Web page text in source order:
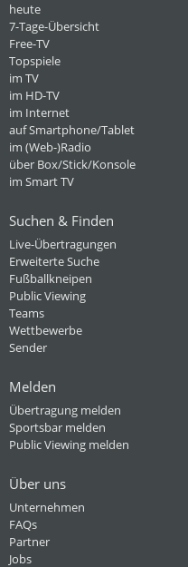
heute
7-Tage-Übersicht
Free-TV
Topspiele
im TV
im HD-TV
im Internet
auf Smartphone/Tablet
im (Web-)Radio
über Box/Stick/Konsole
im Smart TV
Suchen & Finden
Live-Übertragungen
Erweiterte Suche
Fußballkneipen
Public Viewing
Teams
Wettbewerbe
Sender
Melden
Übertragung melden
Sportsbar melden
Public Viewing melden
Über uns
Unternehmen
FAQs
Partner
Jobs